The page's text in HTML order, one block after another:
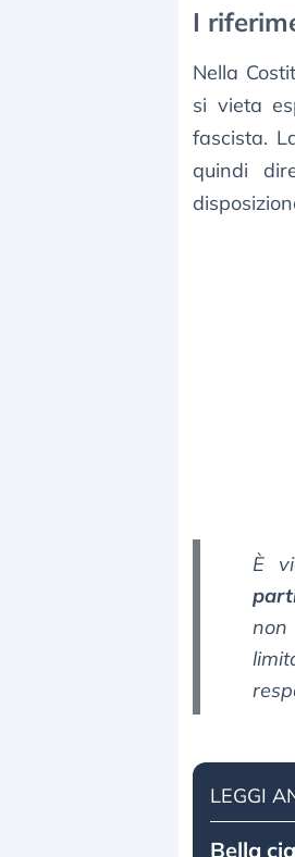
I
Nella
si vieta
fascista.
quindi
È
non
LEGGI
Bella